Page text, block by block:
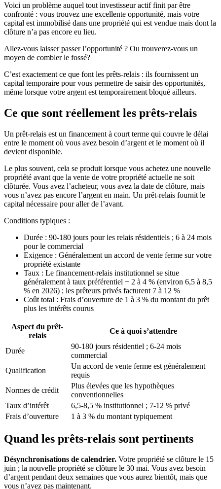
Voici un problème auquel tout investisseur actif finit par être
confronté : vous trouvez une excellente opportunité, mais votre
capital est immobilisé dans une propriété qui est vendue mais dont la
clôture n’a pas encore eu lieu.
Allez-vous laisser passer l’opportunité ? Ou trouverez-vous un
moyen de combler le fossé?
C’est exactement ce que font les prêts-relais : ils fournissent un
capital temporaire pour vous permettre de saisir des opportunités,
même lorsque votre argent est temporairement bloqué ailleurs.
Ce que sont réellement les prêts-relais
Un prêt-relais est un financement à court terme qui couvre le délai
entre le moment où vous avez besoin d’argent et le moment où il
devient disponible.
Le plus souvent, cela se produit lorsque vous achetez une nouvelle
propriété avant que la vente de votre propriété actuelle ne soit
clôturée. Vous avez l’acheteur, vous avez la date de clôture, mais
vous n’avez pas encore l’argent en main. Un prêt-relais fournit le
capital nécessaire pour aller de l’avant.
Conditions typiques :
Durée : 90-180 jours pour les relais résidentiels ; 6 à 24 mois
pour le commercial
Exigence : Généralement un accord de vente ferme sur votre
propriété existante
Taux : Le financement-relais institutionnel se situe
généralement à taux préférentiel + 2 à 4 % (environ 6,5 à 8,5
% en 2026) ; les prêteurs privés facturent 7 à 12 %
Coût total : Frais d’ouverture de 1 à 3 % du montant du prêt
plus les intérêts courus
Aspect du prêt-
relais
Ce à quoi s’attendre
Durée
90-180 jours résidentiel ; 6-24 mois
commercial
Qualification
Un accord de vente ferme est généralement
requis
Normes de crédit
Plus élevées que les hypothèques
conventionnelles
Taux d’intérêt
6,5-8,5 % institutionnel ; 7-12 % privé
Frais d’ouverture
1 à 3 % du montant typiquement
Quand les prêts-relais sont pertinents
Désynchronisations de calendrier. Votre propriété se clôture le 15
juin ; la nouvelle propriété se clôture le 30 mai. Vous avez besoin
d’argent pendant deux semaines que vous aurez bientôt, mais que
vous n’avez pas maintenant.